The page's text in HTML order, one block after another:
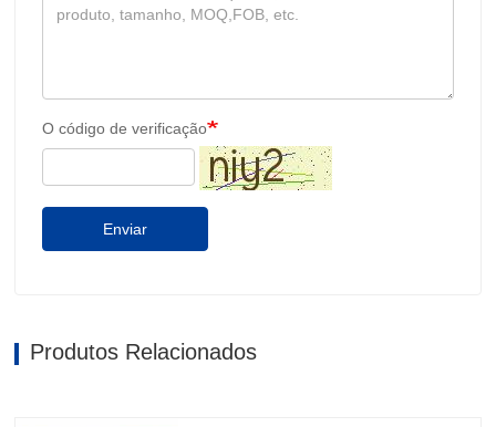
O código de verificação
Enviar
Produtos Relacionados